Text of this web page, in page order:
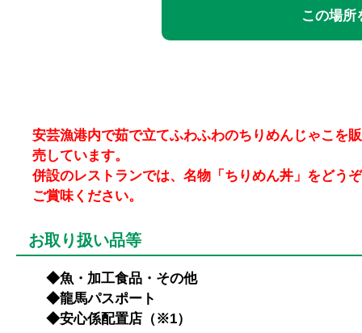
この場所
安芸漁港内で茹で立てふわふわのちりめんじゃこを販
売しています。
併設のレストランでは、名物「ちりめん丼」をどうぞ
ご賞味ください。
お取り扱い品等
◆魚・加工食品・その他
◆龍馬パスポート
◆安心係配置店（※1）